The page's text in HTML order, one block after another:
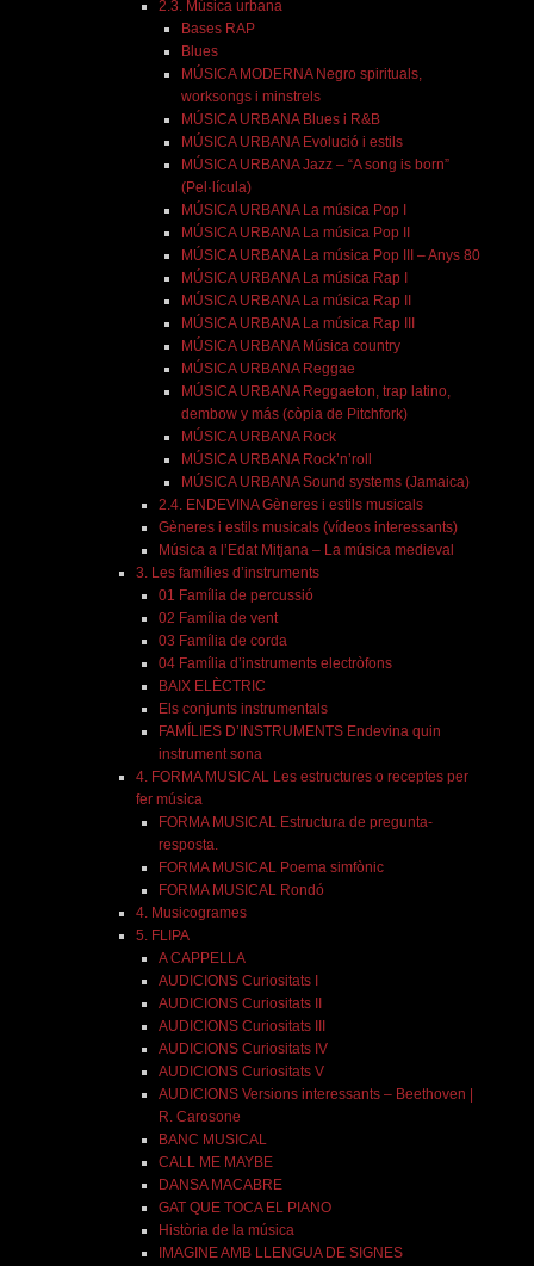
2.3. Música urbana
Bases RAP
Blues
MÚSICA MODERNA Negro spirituals,
worksongs i minstrels
MÚSICA URBANA Blues i R&B
MÚSICA URBANA Evolució i estils
MÚSICA URBANA Jazz – “A song is born”
(Pel·lícula)
MÚSICA URBANA La música Pop I
MÚSICA URBANA La música Pop II
MÚSICA URBANA La música Pop III – Anys 80
MÚSICA URBANA La música Rap I
MÚSICA URBANA La música Rap II
MÚSICA URBANA La música Rap III
MÚSICA URBANA Música country
MÚSICA URBANA Reggae
MÚSICA URBANA Reggaeton, trap latino,
dembow y más (còpia de Pitchfork)
MÚSICA URBANA Rock
MÚSICA URBANA Rock’n’roll
MÚSICA URBANA Sound systems (Jamaica)
2.4. ENDEVINA Gèneres i estils musicals
Gèneres i estils musicals (vídeos interessants)
Música a l’Edat Mitjana – La música medieval
3. Les famílies d’instruments
01 Família de percussió
02 Família de vent
03 Família de corda
04 Família d’instruments electròfons
BAIX ELÈCTRIC
Els conjunts instrumentals
FAMÍLIES D’INSTRUMENTS Endevina quin
instrument sona
4. FORMA MUSICAL Les estructures o receptes per
fer música
FORMA MUSICAL Estructura de pregunta-
resposta.
FORMA MUSICAL Poema simfònic
FORMA MUSICAL Rondó
4. Musicogrames
5. FLIPA
A CAPPELLA
AUDICIONS Curiositats I
AUDICIONS Curiositats II
AUDICIONS Curiositats III
AUDICIONS Curiositats IV
AUDICIONS Curiositats V
AUDICIONS Versions interessants – Beethoven |
R. Carosone
BANC MUSICAL
CALL ME MAYBE
DANSA MACABRE
GAT QUE TOCA EL PIANO
Història de la música
IMAGINE AMB LLENGUA DE SIGNES